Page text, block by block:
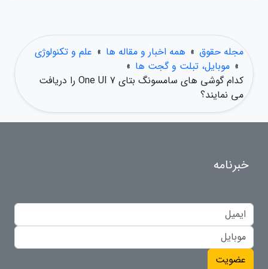
مجله حقوق » همه اخبار و مقاله ها » علم و تکنولوژی
» موبایل، تبلت و گجت ها »
کدام گوشی های سامسونگ بتای One UI 7 را دریافت
می نمایند؟
خبرنامه
عضویت